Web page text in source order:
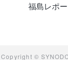
福島レポー
Copyright ©